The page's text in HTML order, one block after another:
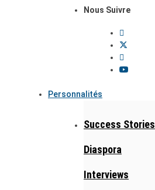
Nous Suivre
Personnalités
Success Stories
Diaspora
Interviews